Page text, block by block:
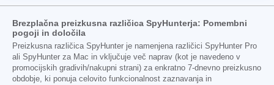
Brezplačna preizkusna različica SpyHunterja: Pomembni
pogoji in določila
Preizkusna različica SpyHunter je namenjena različici SpyHunter Pro
ali SpyHunter za Mac in vključuje več naprav (kot je navedeno v
promocijskih gradivih/nakupni strani) za enkratno 7-dnevno preizkusno
obdobje, ki ponuja celovito funkcionalnost zaznavanja in